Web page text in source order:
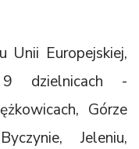
Unii Europejskiej,
dzielnicach -
Górze
Jeleniu,